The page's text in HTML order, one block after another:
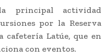
principal actividad
por la Reserva
cafetería Latúe, que en
con eventos.